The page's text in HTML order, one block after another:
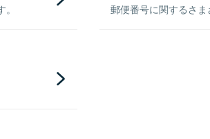
郵便番号に関するさま